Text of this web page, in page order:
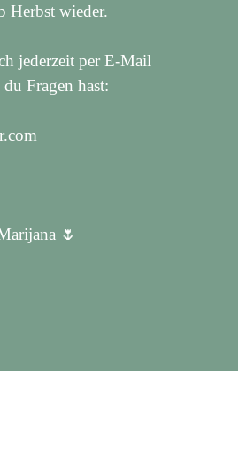
Herbst wieder.
jederzeit per E-Mail
Fragen hast:
🌷